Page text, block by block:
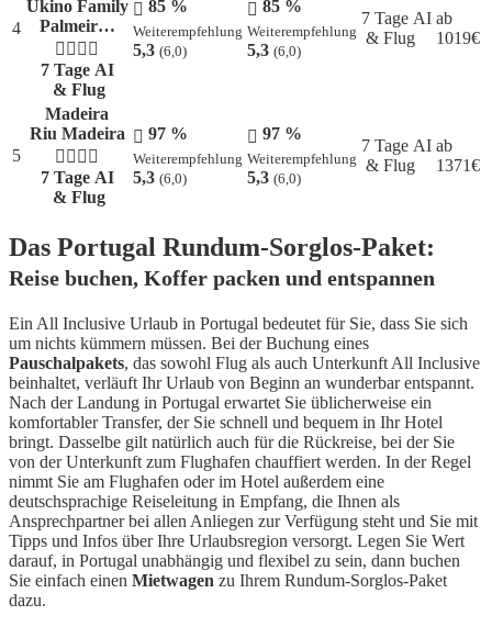
4
Ukino Family
Palmeir…
7 Tage AI
& Flug
85 %
Weiterempfehlung
5,3 (6,0)
85 %
Weiterempfehlung
5,3 (6,0)
7 Tage AI
& Flug
ab
1019€
5
Madeira
Riu Madeira
7 Tage AI
& Flug
97 %
Weiterempfehlung
5,3 (6,0)
97 %
Weiterempfehlung
5,3 (6,0)
7 Tage AI
& Flug
ab
1371€
Das Portugal Rundum-Sorglos-Paket:
Reise buchen, Koffer packen und entspannen
Ein All Inclusive Urlaub in Portugal bedeutet für Sie, dass Sie sich
um nichts kümmern müssen. Bei der Buchung eines
Pauschalpakets, das sowohl Flug als auch Unterkunft All Inclusive
beinhaltet, verläuft Ihr Urlaub von Beginn an wunderbar entspannt.
Nach der Landung in Portugal erwartet Sie üblicherweise ein
komfortabler Transfer, der Sie schnell und bequem in Ihr Hotel
bringt. Dasselbe gilt natürlich auch für die Rückreise, bei der Sie
von der Unterkunft zum Flughafen chauffiert werden. In der Regel
nimmt Sie am Flughafen oder im Hotel außerdem eine
deutschsprachige Reiseleitung in Empfang, die Ihnen als
Ansprechpartner bei allen Anliegen zur Verfügung steht und Sie mit
Tipps und Infos über Ihre Urlaubsregion versorgt. Legen Sie Wert
darauf, in Portugal unabhängig und flexibel zu sein, dann buchen
Sie einfach einen Mietwagen zu Ihrem Rundum-Sorglos-Paket
dazu.